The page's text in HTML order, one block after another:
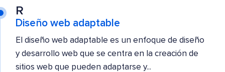
R
Diseño web adaptable
El diseño web adaptable es un enfoque de diseño
y desarrollo web que se centra en la creación de
sitios web que pueden adaptarse y...